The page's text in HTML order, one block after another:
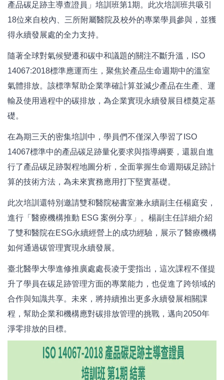
產品碳足跡主導查證員」培訓班第1期。此次培訓班共吸引
18位來自校內、三所附屬醫院及校外的專業學員參與，並獲
得永續發展處的全力支持。
隨著全球對氣候變遷和碳中和議題的關注不斷升溫，ISO
14067:2018標準應運而生，聚焦於產品生命週期中的溫室
氣體排放。該標準幫助企業準確計算並減少產品在生產、運
輸及使用過程中的碳排放，為企業實現永續發展目標奠定基
礎。
在為期三天的密集培訓中，學員們不僅深入學習了ISO
14067標準中的產品碳足跡量化要求與指導綱要，還親自進
行了產品碳足跡製程地圖分析，全面掌握生命週期碳足跡計
算的技術方法，為未來實務應用打下堅實基礎。
此次培訓還特別邀請雙和醫院秘書室兼永續副主任楊庭安，
進行「醫療機構推動 ESG 案例分享」。楊副主任詳細介紹
了雙和醫院在ESG永續經營上的成功經驗，展示了醫療機構
如何通過碳管理實現永續發展。
臺北醫學大學進修推廣處處長凌于雯指出，這次課程不僅提
升了學員在碳足跡管理方面的專業能力，也促進了跨領域的
合作與知識共享。未來，將持續推出更多永續發展相關課
程，幫助企業和機構應對碳排放管理的挑戰，邁向2050年
淨零排放的目標。